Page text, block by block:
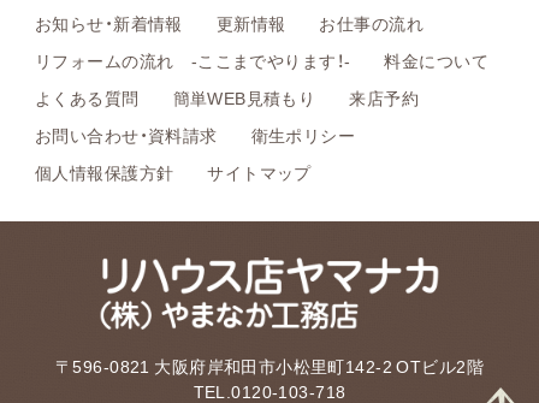
お知らせ・新着情報
更新情報
お仕事の流れ
リフォームの流れ -ここまでやります！-
料金について
よくある質問
簡単WEB見積もり
来店予約
お問い合わせ・資料請求
衛生ポリシー
個人情報保護方針
サイトマップ
〒596-0821 大阪府岸和田市小松里町142-2 OTビル2階
TEL.0120-103-718